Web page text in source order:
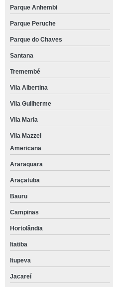
Parque Anhembi
Parque Peruche
Parque do Chaves
Santana
Tremembé
Vila Albertina
Vila Guilherme
Vila Maria
Vila Mazzei
Americana
Araraquara
Araçatuba
Bauru
Campinas
Hortolândia
Itatiba
Itupeva
Jacareí